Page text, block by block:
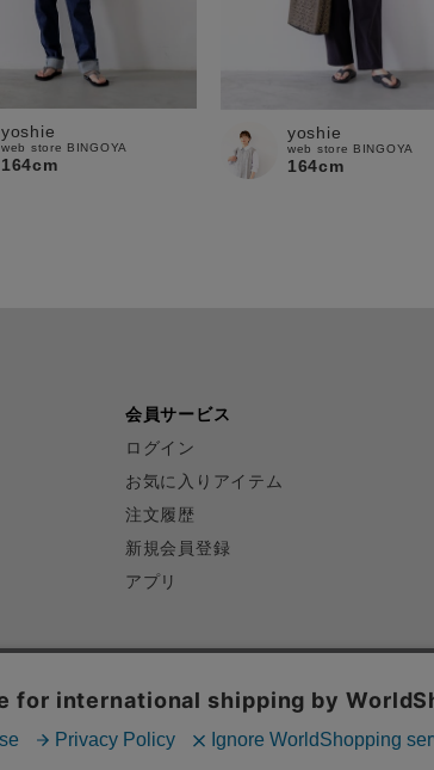
yoshie
web store BINGOYA
164cm
yoshie
web store BINGOYA
164cm
会員サービス
ログイン
お気に入りアイテム
注文履歴
新規会員登録
アプリ